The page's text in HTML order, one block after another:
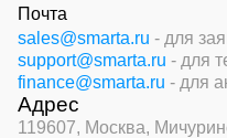
Почта
sales@smarta.ru - для
support@smarta.ru - для
finance@smarta.ru - для
Адрес
119607, Москва,